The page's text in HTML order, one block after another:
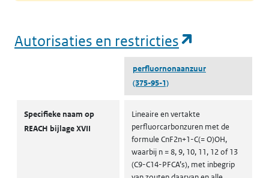
Autorisaties en restricties
perfluornonaanzuur
(375-95-1)
Specifieke naam op
REACH bijlage XVII
Lineaire en vertakte
perfluorcarbonzuren met de
formule CnF2n+1-C(= O)OH,
waarbij n = 8, 9, 10, 11, 12 of 13
(C9-C14-PFCA’s), met inbegrip